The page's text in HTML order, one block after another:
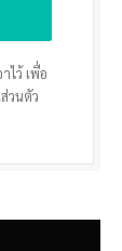
ไว้ เพื่อ
วนตัว